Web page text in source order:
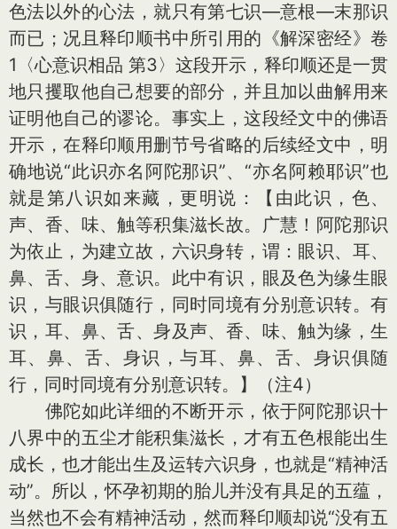
色法以外的心法，就只有第七识—意根—末那识
而已；况且释印顺书中所引用的《解深密经》卷
1〈心意识相品 第3〉这段开示，释印顺还是一贯
地只攫取他自己想要的部分，并且加以曲解用来
证明他自己的谬论。事实上，这段经文中的佛语
开示，在释印顺用删节号省略的后续经文中，明
确地说“此识亦名阿陀那识”、“亦名阿赖耶识”也
就是第八识如来藏，更明说：【由此识，色、
声、香、味、触等积集滋长故。广慧！阿陀那识
为依止，为建立故，六识身转，谓：眼识、耳、
鼻、舌、身、意识。此中有识，眼及色为缘生眼
识，与眼识俱随行，同时同境有分别意识转。有
识，耳、鼻、舌、身及声、香、味、触为缘，生
耳、鼻、舌、身识，与耳、鼻、舌、身识俱随
行，同时同境有分别意识转。】（注4）
佛陀如此详细的不断开示，依于阿陀那识十
八界中的五尘才能积集滋长，才有五色根能出生
成长，也才能出生及运转六识身，也就是“精神活
动”。所以，怀孕初期的胎儿并没有具足的五蕴，
当然也不会有精神活动，然而释印顺却说“没有五